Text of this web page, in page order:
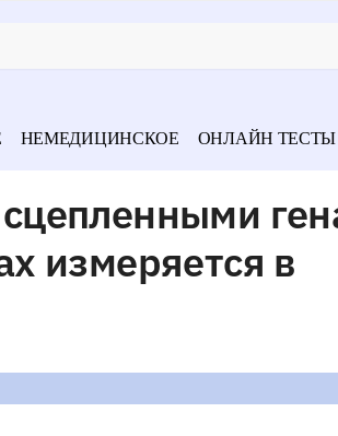
НЕМЕДИЦИНСКОЕ ОНЛАЙН ТЕСТЫ
измеряется в